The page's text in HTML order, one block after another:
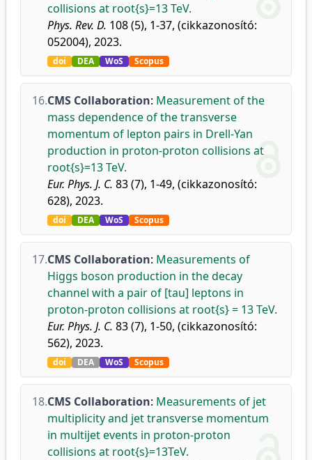
collisions at root{s}=13 TeV.
Phys. Rev. D. 108 (5), 1-37, (cikkazonosító:
052004), 2023.
doi DEA WoS Scopus
16.CMS Collaboration: Measurement of the
mass dependence of the transverse
momentum of lepton pairs in Drell-Yan
production in proton-proton collisions at
root{s}=13 TeV.
Eur. Phys. J. C. 83 (7), 1-49, (cikkazonosító:
628), 2023.
doi DEA WoS Scopus
17.CMS Collaboration: Measurements of
Higgs boson production in the decay
channel with a pair of [tau] leptons in
proton-proton collisions at root{s} = 13 TeV.
Eur. Phys. J. C. 83 (7), 1-50, (cikkazonosító:
562), 2023.
doi DEA WoS Scopus
18.CMS Collaboration: Measurements of jet
multiplicity and jet transverse momentum
in multijet events in proton-proton
collisions at root{s}=13TeV.